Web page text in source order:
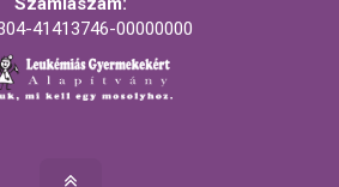
41413746-00000000